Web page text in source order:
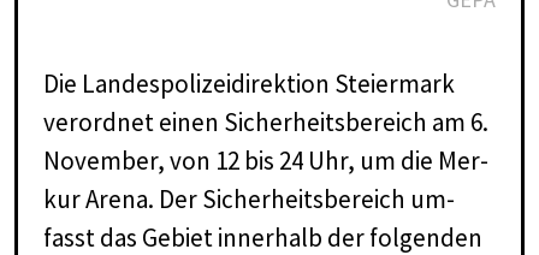
Die Lan­des­po­li­zei­di­rek­ti­on Stei­er­mark
ver­ord­net ei­nen Si­cher­heits­be­reich am 6.
No­vem­ber, von 12 bis 24 Uhr, um die Mer­
kur Are­na. Der Si­cher­heits­be­reich um­
fasst das Ge­biet in­ner­halb der fol­gen­den